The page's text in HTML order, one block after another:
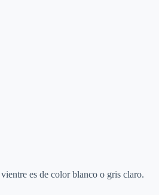
es de color blanco o gris claro.